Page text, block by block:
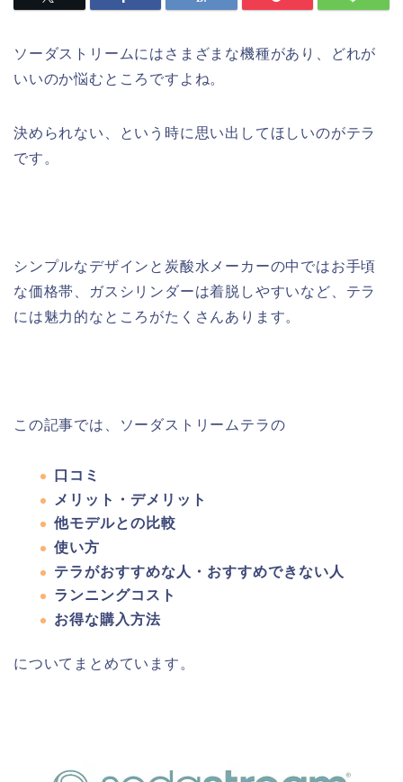
ソーダストリームにはさまざまな機種があり、どれが
いいのか悩むところですよね。
決められない、という時に思い出してほしいのがテラ
です。
シンプルなデザインと炭酸水メーカーの中ではお手頃
な価格帯、ガスシリンダーは着脱しやすいなど、テラ
には魅力的なところがたくさんあります。
この記事では、ソーダストリームテラの
口コミ
メリット・デメリット
他モデルとの比較
使い方
テラがおすすめな人・おすすめできない人
ランニングコスト
お得な購入方法
についてまとめています。